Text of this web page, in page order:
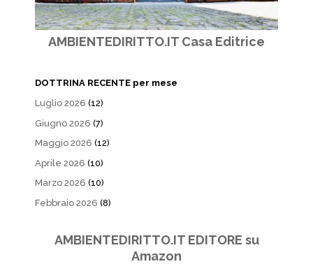
AMBIENTEDIRITTO.IT Casa Editrice
DOTTRINA RECENTE per mese
Luglio 2026 (12)
Giugno 2026 (7)
Maggio 2026 (12)
Aprile 2026 (10)
Marzo 2026 (10)
Febbraio 2026 (8)
AMBIENTEDIRITTO.IT EDITORE su
Amazon